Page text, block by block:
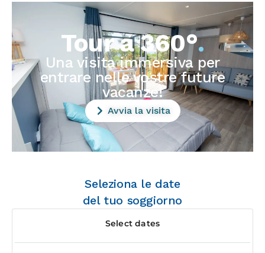
Tour a 360°.
Una visita immersiva per
entrare nelle vostre future
vacanze!
Avvia la visita
Seleziona le date
del tuo soggiorno